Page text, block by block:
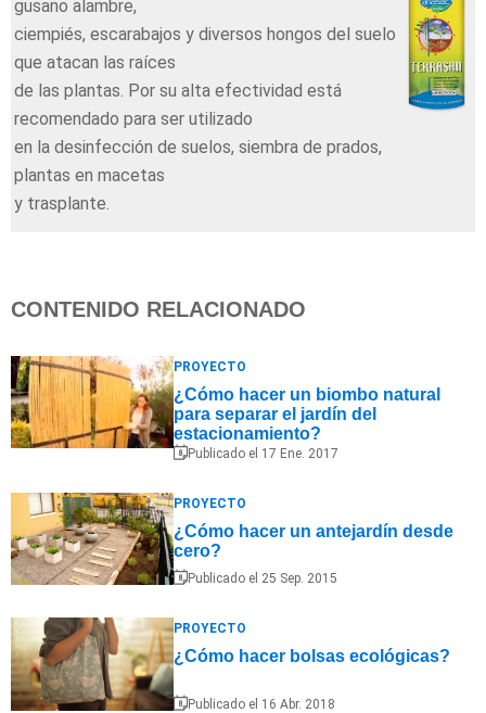
gusano alambre,
ciempiés, escarabajos y diversos hongos del suelo
que atacan las raíces
de las plantas. Por su alta efectividad está
recomendado para ser utilizado
en la desinfección de suelos, siembra de prados,
plantas en macetas
y trasplante.
CONTENIDO RELACIONADO
PROYECTO
¿Cómo hacer un biombo natural
para separar el jardín del
estacionamiento?
Publicado el 17 Ene. 2017
PROYECTO
¿Cómo hacer un antejardín desde
cero?
Publicado el 25 Sep. 2015
PROYECTO
¿Cómo hacer bolsas ecológicas?
Publicado el 16 Abr. 2018